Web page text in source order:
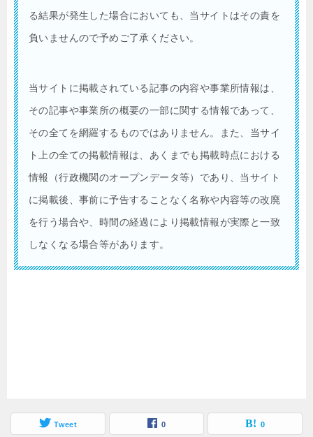
る結果が発生した場合においても、当サイトはその責を
負いませんので予めご了承ください。
当サイトに掲載されている記事の内容や事業所情報は、
その記事や事業所の概要の一部に関する情報であって、
その全てを網羅するものではありません。また、当サイ
ト上の全ての掲載情報は、あくまでも掲載時点における
情報（行政機関のオープンデータ等）であり、当サイト
に掲載後、事前に予告することなく名称や内容等の改廃
を行う場合や、時間の経過により掲載情報が実際と一致
しなくなる場合等があります。
Tweet 0 0